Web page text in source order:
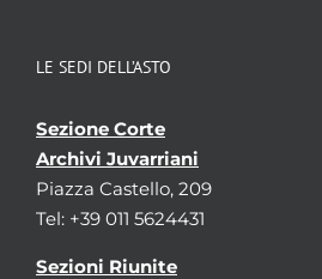
LE SEDI DELL’ASTO
Sezione Corte
Archivi Juvarriani
Piazza Castello, 209
Tel: +39 011 5624431
Sezioni Riunite